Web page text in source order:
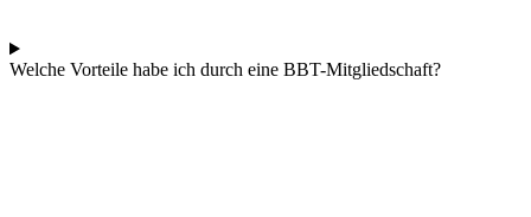
Welche Vorteile habe ich durch eine BBT-Mitgliedschaft?